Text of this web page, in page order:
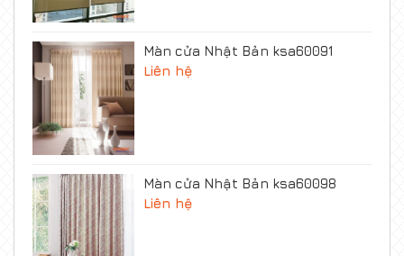
Màn cửa Nhật Bản ksa60091
Liên hệ
Màn cửa Nhật Bản ksa60098
Liên hệ